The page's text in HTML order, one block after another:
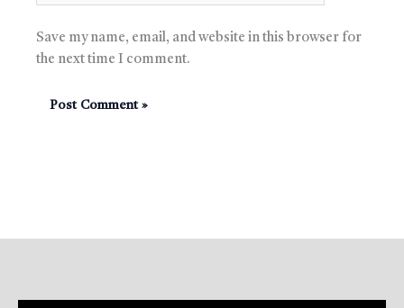
Save my name, email, and website in this browser for
the next time I comment.